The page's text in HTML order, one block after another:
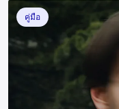
คู่มือ